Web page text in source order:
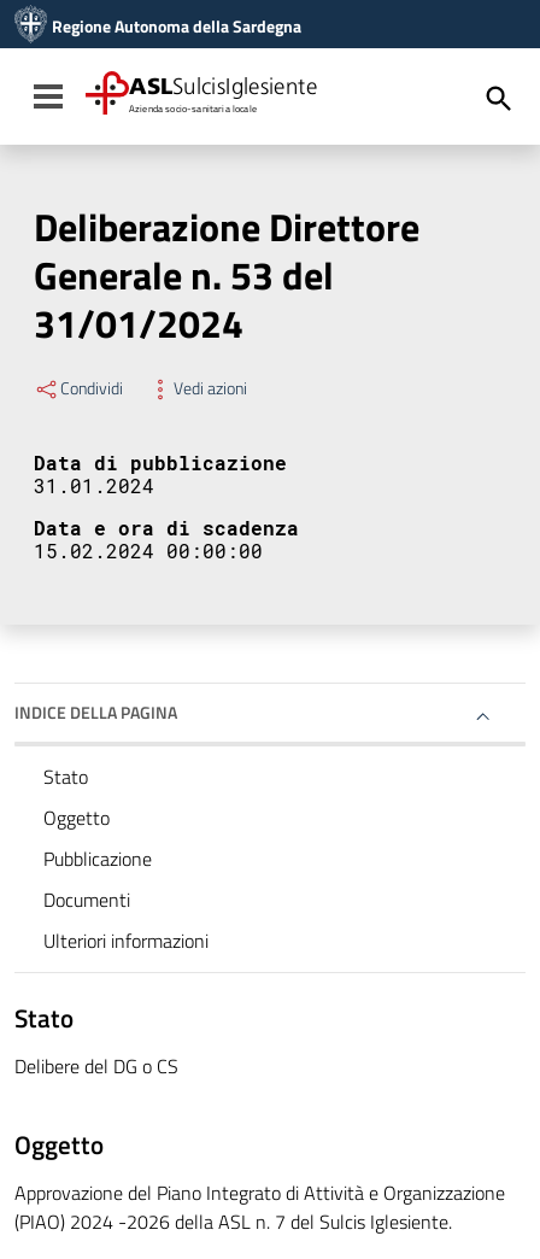
Vai al menu di navigazione
Vai al footer
Regione Autonoma della Sardegna
Toggle navigation
ASLSulcisIglesiente
Azienda socio-sanitaria locale
Deliberazione Direttore
Generale n. 53 del
31/01/2024
Condividi Vedi azioni
Data di pubblicazione
31.01.2024
Data e ora di scadenza
15.02.2024 00:00:00
INDICE DELLA PAGINA
Stato
Oggetto
Pubblicazione
Documenti
Ulteriori informazioni
Stato
Delibere del DG o CS
Oggetto
Approvazione del Piano Integrato di Attività e Organizzazione
(PIAO) 2024 -2026 della ASL n. 7 del Sulcis Iglesiente.